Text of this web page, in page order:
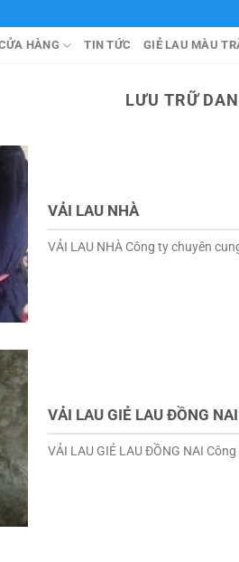
HÀNG TIN TỨC GIẺ LAU MÀU
LƯU TRỮ
VẢI LAU NHÀ
VẢI LAU NHÀ Công ty chuyên
VẢI LAU GIẺ LAU ĐỒNG NAI
VẢI LAU GIẺ LAU ĐỒNG NAI